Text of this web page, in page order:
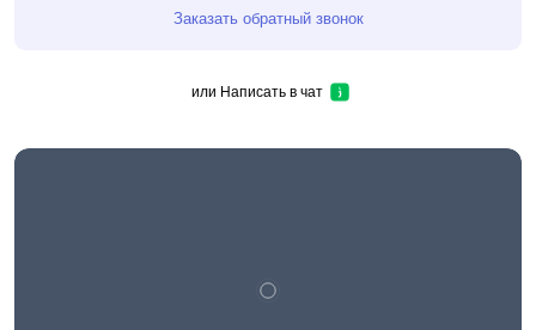
Заказать обратный звонок
или Написать в чат